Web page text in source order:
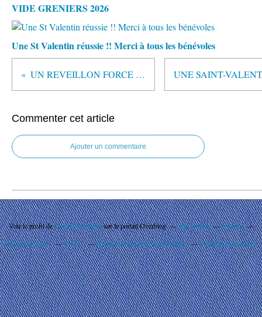
VIDE GRENIERS 2026
Une St Valentin réussie !! Merci à tous les bénévoles
UN REVEILLON FORCE 10 !
Commenter cet article
Ajouter un commentaire
Voir le profil deComité des Fêtessur le portail Overblog Top articles
Contact
Signaler un abus
C.G.U. Cookies et données personnelles Préférences cookies